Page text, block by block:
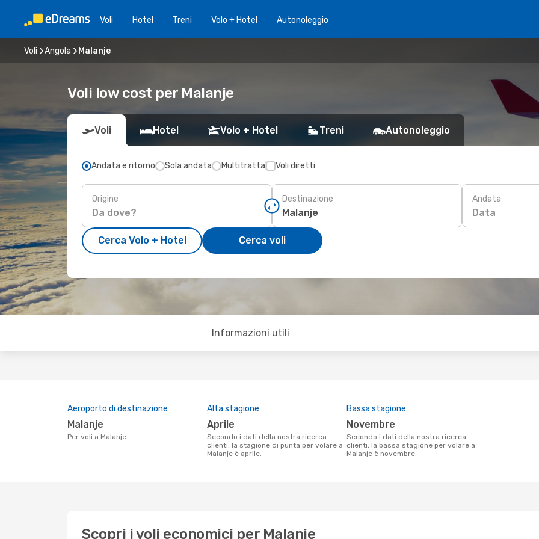
Voli Hotel Treni Volo + Hotel Autonoleggio
Voli Angola Malanje
Voli low cost per Malanje
Voli Hotel Volo + Hotel Treni Autonoleggio
Andata e ritorno Sola andata Multitratta Voli diretti
Origine Destinazione Andata
Data
Cerca Volo + Hotel Cerca voli
Informazioni utili
Aeroporto di destinazione
Malanje
Per voli a Malanje
Alta stagione
aprile
Secondo i dati della nostra ricerca
clienti, la stagione di punta per volare a
Malanje è aprile.
Bassa stagione
novembre
Secondo i dati della nostra ricerca
clienti, la bassa stagione per volare a
Malanje è novembre.
Scopri i voli economici per Malanje